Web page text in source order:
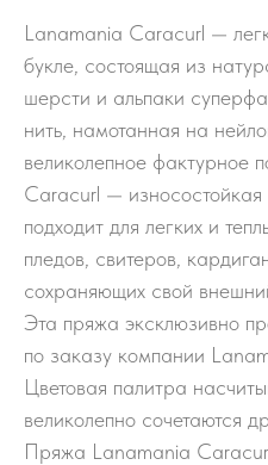
Lanamania Caracurl —
букле, состоящая из
шерсти и альпаки
нить, намотанная на
великолепное фактурное
Caracurl —
подходит для легких и
пледов, свитеров,
сохраняющих свой
Эта пряжа эксклюзивно
по заказу компании
Цветовая палитра
великолепно сочетаются
Пряжа Lanamania